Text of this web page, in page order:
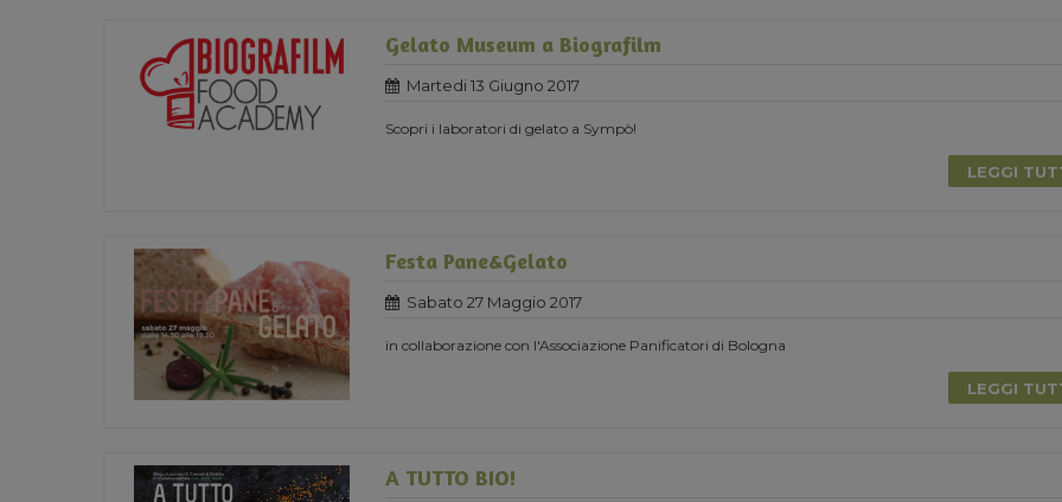
Gelato Museum a Biografilm
Martedi 13 Giugno 2017
Scopri i laboratori di gelato a Sympò!
LEGGI
Festa Pane&Gelato
Sabato 27 Maggio 2017
in collaborazione con l'Associazione Panificatori di Bologna
LEGGI
A TUTTO BIO!